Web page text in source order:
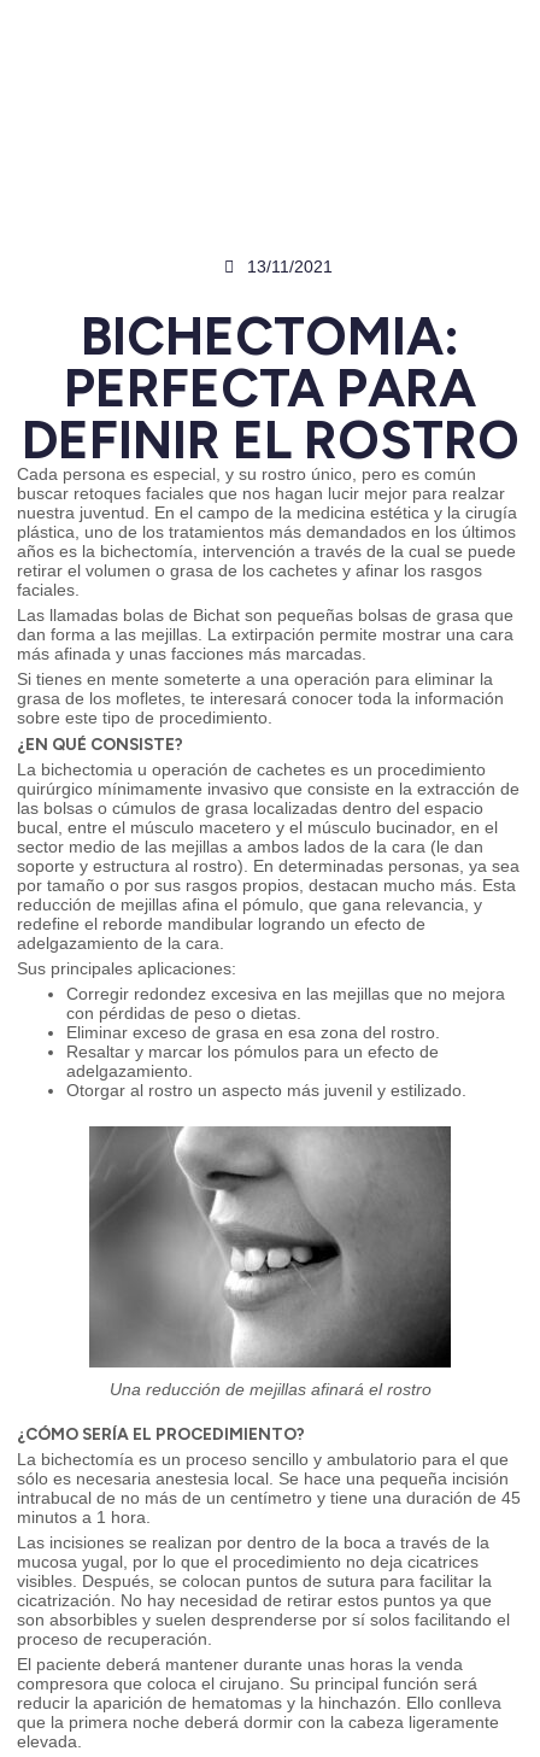
13/11/2021
BICHECTOMIA:
PERFECTA PARA
DEFINIR EL ROSTRO
Cada persona es especial, y su rostro único, pero es común
buscar retoques faciales que nos hagan lucir mejor para realzar
nuestra juventud. En el campo de la medicina estética y la cirugía
plástica, uno de los tratamientos más demandados en los últimos
años es la bichectomía, intervención a través de la cual se puede
retirar el volumen o grasa de los cachetes y afinar los rasgos
faciales.
Las llamadas bolas de Bichat son pequeñas bolsas de grasa que
dan forma a las mejillas. La extirpación permite mostrar una cara
más afinada y unas facciones más marcadas.
Si tienes en mente someterte a una operación para eliminar la
grasa de los mofletes, te interesará conocer toda la información
sobre este tipo de procedimiento.
¿EN QUÉ CONSISTE?
La bichectomia u operación de cachetes es un procedimiento
quirúrgico mínimamente invasivo que consiste en la extracción de
las bolsas o cúmulos de grasa localizadas dentro del espacio
bucal, entre el músculo macetero y el músculo bucinador, en el
sector medio de las mejillas a ambos lados de la cara (le dan
soporte y estructura al rostro). En determinadas personas, ya sea
por tamaño o por sus rasgos propios, destacan mucho más. Esta
reducción de mejillas afina el pómulo, que gana relevancia, y
redefine el reborde mandibular logrando un efecto de
adelgazamiento de la cara.
Sus principales aplicaciones:
Corregir redondez excesiva en las mejillas que no mejora
con pérdidas de peso o dietas.
Eliminar exceso de grasa en esa zona del rostro.
Resaltar y marcar los pómulos para un efecto de
adelgazamiento.
Otorgar al rostro un aspecto más juvenil y estilizado.
Una reducción de mejillas afinará el rostro
¿CÓMO SERÍA EL PROCEDIMIENTO?
La bichectomía es un proceso sencillo y ambulatorio para el que
sólo es necesaria anestesia local. Se hace una pequeña incisión
intrabucal de no más de un centímetro y tiene una duración de 45
minutos a 1 hora.
Las incisiones se realizan por dentro de la boca a través de la
mucosa yugal, por lo que el procedimiento no deja cicatrices
visibles. Después, se colocan puntos de sutura para facilitar la
cicatrización. No hay necesidad de retirar estos puntos ya que
son absorbibles y suelen desprenderse por sí solos facilitando el
proceso de recuperación.
El paciente deberá mantener durante unas horas la venda
compresora que coloca el cirujano. Su principal función será
reducir la aparición de hematomas y la hinchazón. Ello conlleva
que la primera noche deberá dormir con la cabeza ligeramente
elevada.